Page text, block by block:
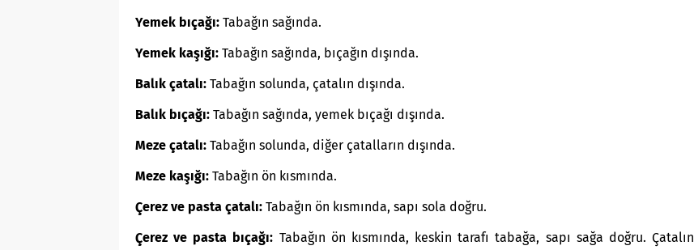
Yemek bıçağı: Tabağın sağında.
Yemek kaşığı: Tabağın sağında, bıçağın dışında.
Balık çatalı: Tabağın solunda, çatalın dışında.
Balık bıçağı: Tabağın sağında, yemek bıçağı dışında.
Meze çatalı: Tabağın solunda, diğer çatalların dışında.
Meze kaşığı: Tabağın ön kısmında.
Çerez ve pasta çatalı: Tabağın ön kısmında, sapı sola doğru.
Çerez ve pasta bıçağı: Tabağın ön kısmında, keskin tarafı tabağa, sapı sağa doğru. Çatalın